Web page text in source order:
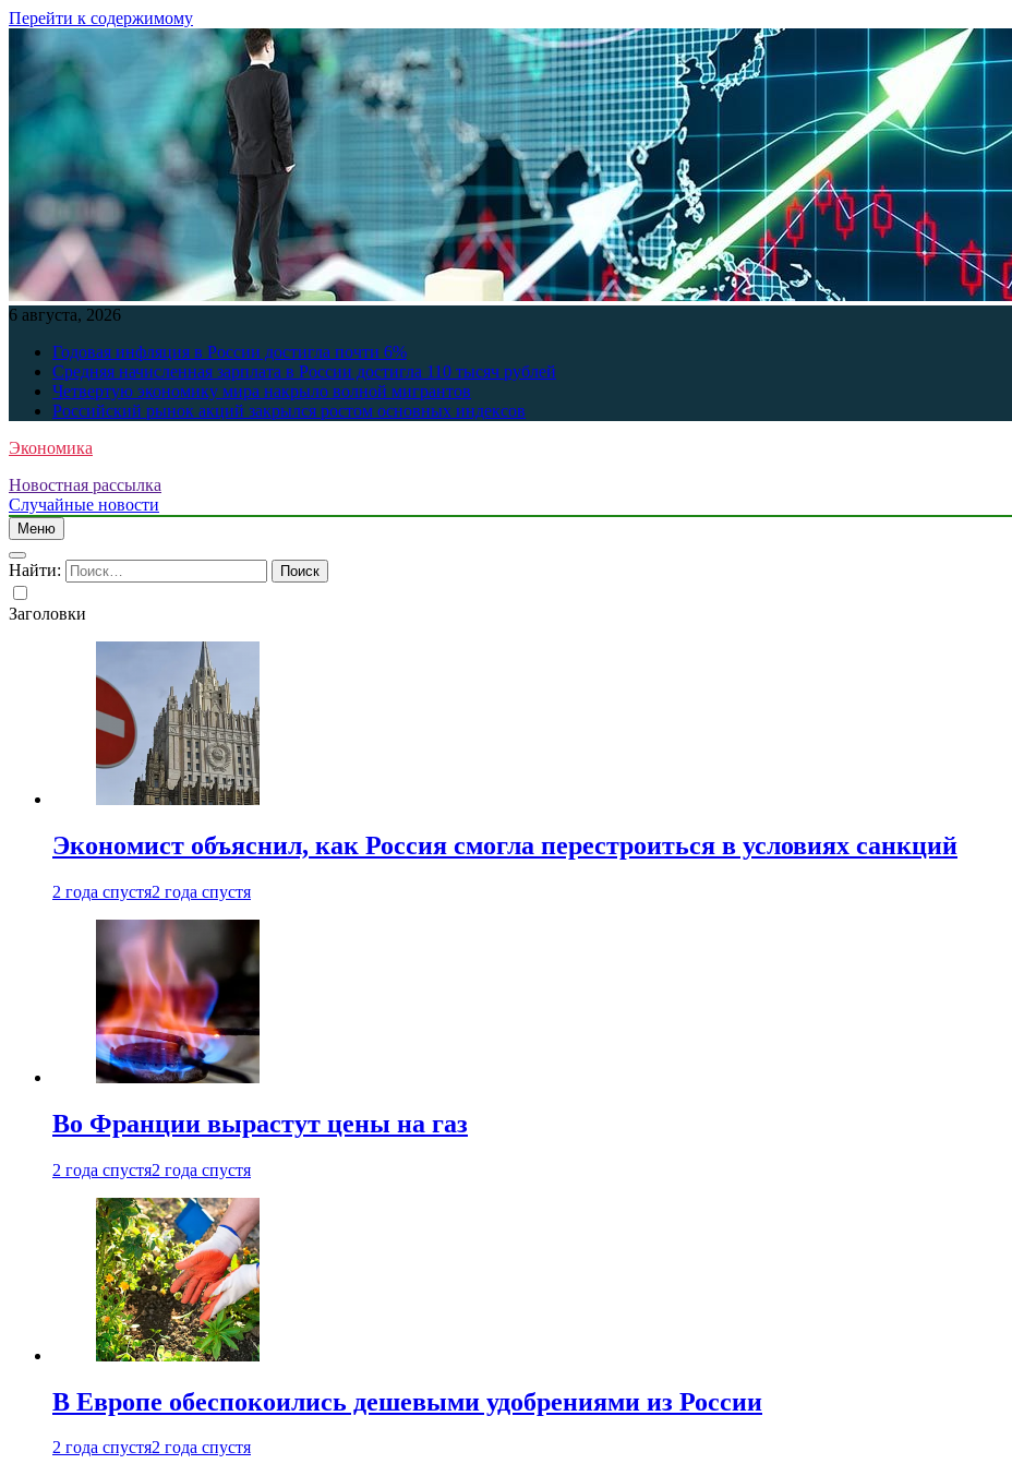
Перейти к содержимому
6 августа, 2026
Годовая инфляция в России достигла почти 6%
Средняя начисленная зарплата в России достигла 110 тысяч рублей
Четвертую экономику мира накрыло волной мигрантов
Российский рынок акций закрылся ростом основных индексов
Экономика
Новостная рассылка
Случайные новости
Меню
Найти:
Заголовки
Экономист объяснил, как Россия смогла перестроиться в условиях санкций
2 года спустя2 года спустя
Во Франции вырастут цены на газ
2 года спустя2 года спустя
В Европе обеспокоились дешевыми удобрениями из России
2 года спустя2 года спустя